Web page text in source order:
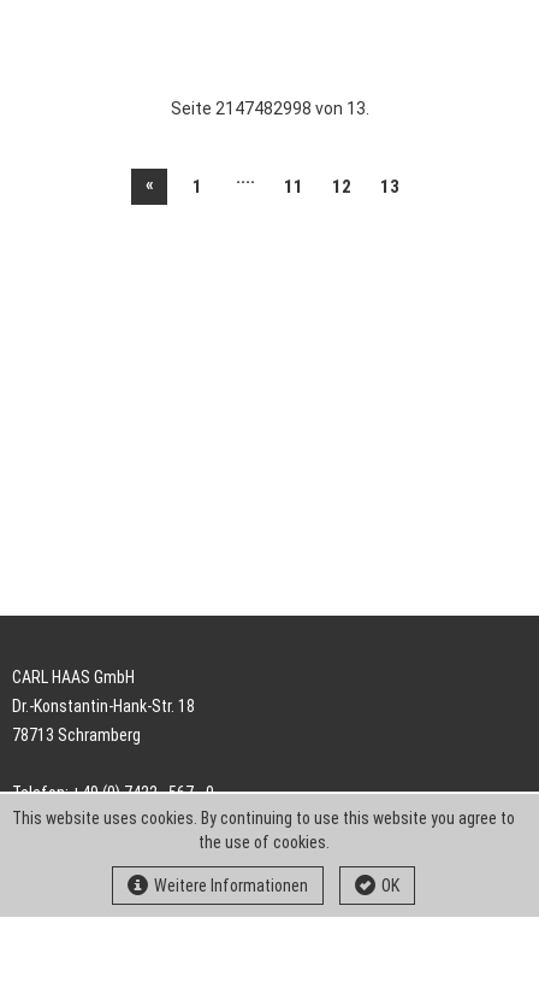
Seite 2147482998 von 13.
« 1 .... 11 12 13
CARL HAAS GmbH
Dr.-Konstantin-Hank-Str. 18
78713 Schramberg
Telefon: +49 (0) 7422 . 567 - 0
Telefax: +49 (0) 7422 . 567 - 239
info-ch@kern-liebers.com
This website uses cookies. By continuing to use this website you agree to
the use of cookies.
Weitere Informationen OK